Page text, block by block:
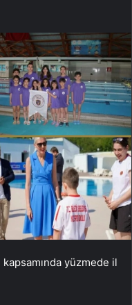
kapsamında yüzmede il